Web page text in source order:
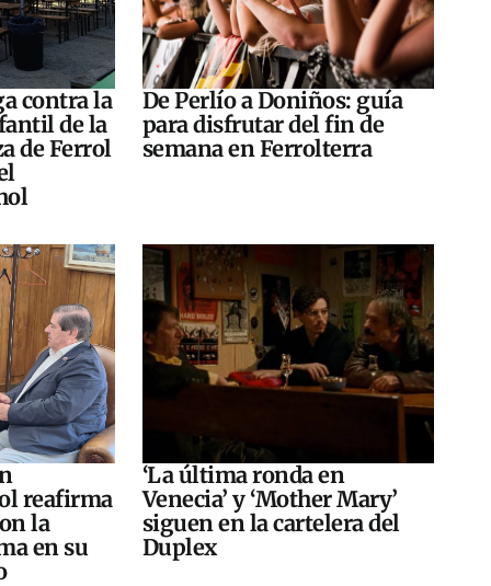
contra la
de la
de Ferrol
De Perlío a Doniños: guía
para disfrutar del fin de
semana en Ferrolterra
reafirma
la
en su
‘La última ronda en
Venecia’ y ‘Mother Mary’
siguen en la cartelera del
Duplex